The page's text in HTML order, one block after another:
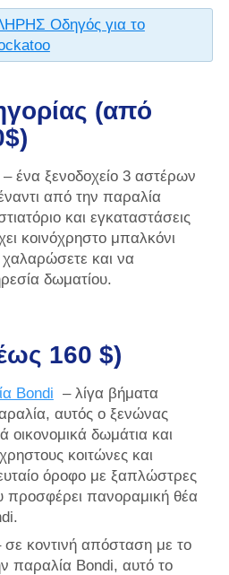
Οδηγός για το
(από
– ένα ξενοδοχείο 3 αστέρων
από την παραλία
και εγκαταστάσεις
κοινόχρηστο μπαλκόνι
και να
δωματίου.
160 $)
Bondi – λίγα βήματα
αυτός ο ξενώνας
οικονομικά δωμάτια και
κοιτώνες και
όροφο με ξαπλώστρες
προσφέρει πανοραμική θέα
σε κοντινή απόσταση με το
παραλία Bondi, αυτό το